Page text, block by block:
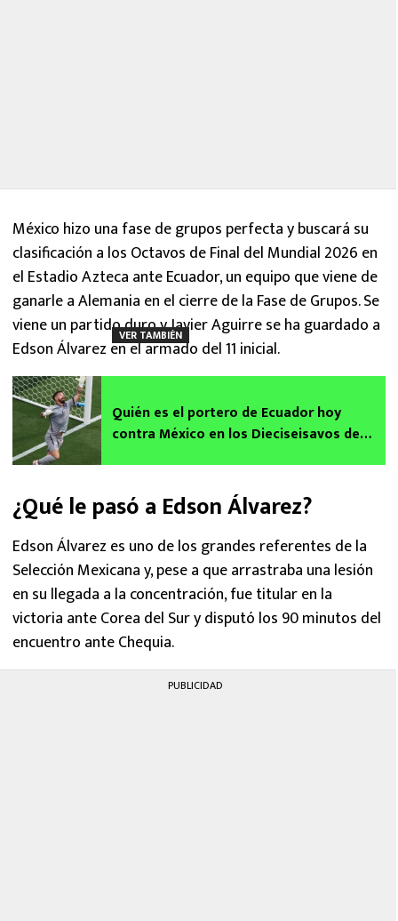
México hizo una fase de grupos perfecta y buscará su
clasificación a los Octavos de Final del Mundial 2026 en
el Estadio Azteca ante Ecuador, un equipo que viene de
ganarle a Alemania en el cierre de la Fase de Grupos. Se
viene un partido duro y Javier Aguirre se ha guardado a
Edson Álvarez en el armado del 11 inicial.
VER TAMBIÉN
Quién es el portero de Ecuador hoy
contra México en los Dieciseisavos de
¿Qué le pasó a Edson Álvarez?
Edson Álvarez es uno de los grandes referentes de la
Selección Mexicana y, pese a que arrastraba una lesión
en su llegada a la concentración, fue titular en la
victoria ante Corea del Sur y disputó los 90 minutos del
encuentro ante Chequia.
PUBLICIDAD